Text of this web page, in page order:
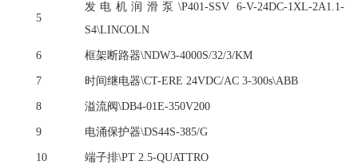
5
发电机润滑泵 \P401-SSV 6-V-24DC-1XL-2A1.1-
S4\LINCOLN
6 框架断路器\NDW3-4000S/32/3/KM
7 时间继电器\CT-ERE 24VDC/AC 3-300s\ABB
8 溢流阀\DB4-01E-350V200
9 电涌保护器\DS44S-385/G
10 端子排\PT 2.5-QUATTRO